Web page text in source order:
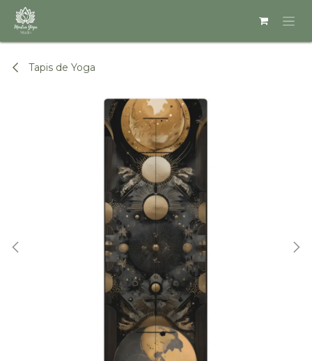
Se rendre au contenu
Tapis de Yoga